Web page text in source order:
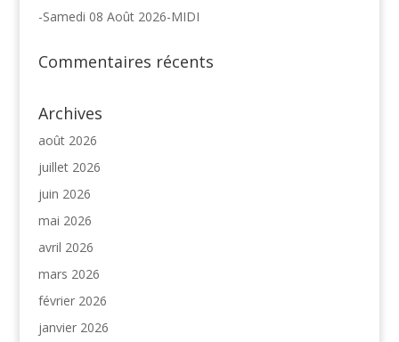
-Samedi 08 Août 2026-MIDI
Commentaires récents
Archives
août 2026
juillet 2026
juin 2026
mai 2026
avril 2026
mars 2026
février 2026
janvier 2026